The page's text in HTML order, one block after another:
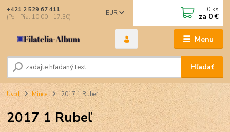
Menu
EUR
Hľadať
+421 2 529 67 411
(Po - Pia: 10:00 - 17:30)
0 ks
za 0 €
Úvod Mince 2017 1 Rubeľ
2017 1 Rubeľ